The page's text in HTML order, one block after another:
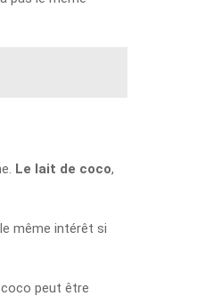
Le lait de coco,
le même intérêt si
coco peut être